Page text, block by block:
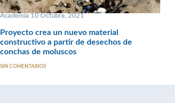
Academia 10 Octubre, 2021
Proyecto crea un nuevo material
constructivo a partir de desechos de
conchas de moluscos
SIN COMENTARIOS